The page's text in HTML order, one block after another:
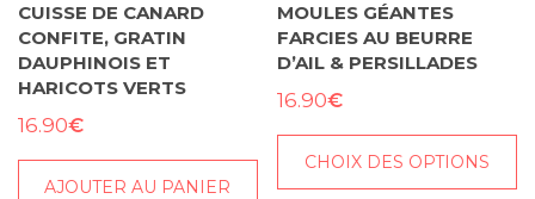
CUISSE DE CANARD
CONFITE, GRATIN
DAUPHINOIS ET
HARICOTS VERTS
16.90€
AJOUTER AU PANIER
MOULES GÉANTES
FARCIES AU BEURRE
D’AIL & PERSILLADES
16.90€
CHOIX DES OPTIONS